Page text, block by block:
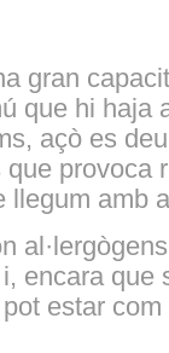
gran
que hi haja
açò es
provoca
amb
encara que
estar